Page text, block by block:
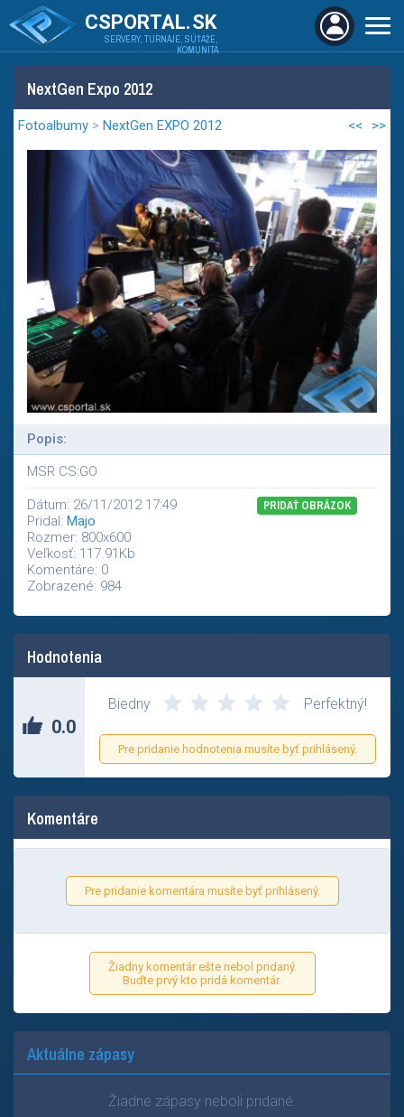
CSPORTAL.SK
SERVERY, TURNAJE, SÚŤAŽE,
KOMUNITA
NextGen Expo 2012
Fotoalbumy > NextGen EXPO 2012 << >>
Popis:
MSR CS:GO
Dátum: 26/11/2012 17:49
Pridal: Majo
Rozmer: 800x600
Veľkosť: 117.91Kb
Komentáre: 0
Zobrazené: 984
PRIDAŤ OBRÁZOK
Hodnotenia
0.0
Biedny Perfektný!
Pre pridanie hodnotenia musíte byť prihlásený.
Komentáre
Pre pridanie komentára musíte byť prihlásený.
Žiadny komentár ešte nebol pridaný.
Buďte prvý kto pridá komentár.
Aktuálne zápasy
Žiadne zápasy neboli pridané.